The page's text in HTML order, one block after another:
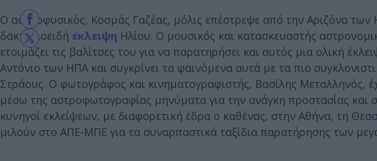
Ο αστροφυσικός, Κοσμάς Γαζέας, μόλις επέστρεψε από την Αριζόνα
δακτυλιοειδή έκλειψη Ηλίου. Ο μουσικός και κατασκευαστής
ετοιμάζει τις βαλίτσες του για να παρατηρήσει και αυτός μια ολική
Αντόνιο των ΗΠΑ και συγκρίνει τα φαινόμενα αυτά με τα πιο
Στράους. Ο φωτογράφος και κινηματογραφιστής, Βασίλης Μεταλληνός,
μέσω της αστροφωτογραφίας μηνύματα για την ανάγκη προστασίας και
κυνηγοί εκλείψεων, με διαφορετική έδρα ο καθένας, στην Αθήνα, τη
μιλούν στο ΑΠΕ-ΜΠΕ για τα συναρπαστικά ταξίδια παρατήρησης των